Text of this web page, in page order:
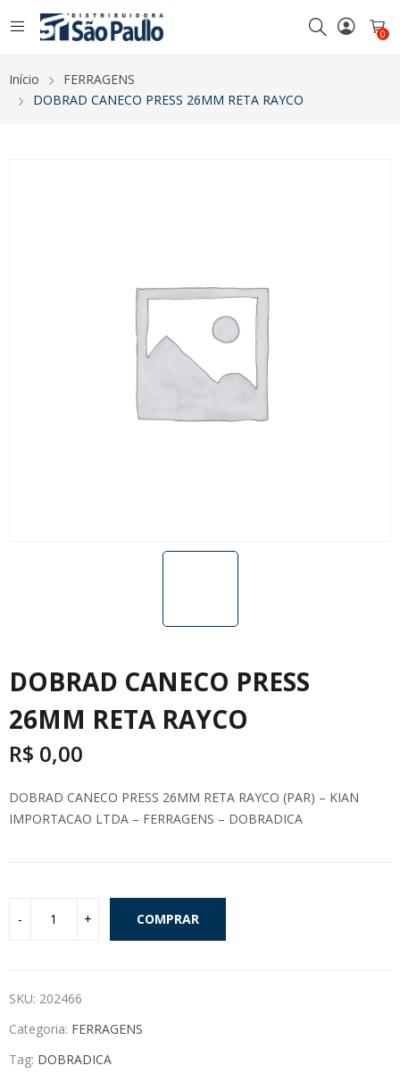
0
Início
FERRAGENS
DOBRAD CANECO PRESS 26MM RETA RAYCO
DOBRAD CANECO PRESS
26MM RETA RAYCO
R$ 0,00
DOBRAD CANECO PRESS 26MM RETA RAYCO (PAR) – KIAN
IMPORTACAO LTDA – FERRAGENS – DOBRADICA
COMPRAR
SKU: 202466
Categoria: FERRAGENS
Tag: DOBRADICA